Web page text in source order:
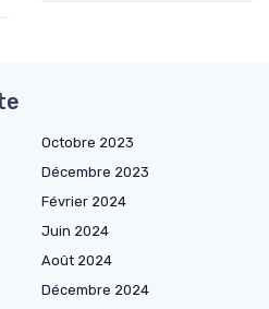
Octobre 2023
Décembre 2023
Février 2024
Juin 2024
Août 2024
Décembre 2024